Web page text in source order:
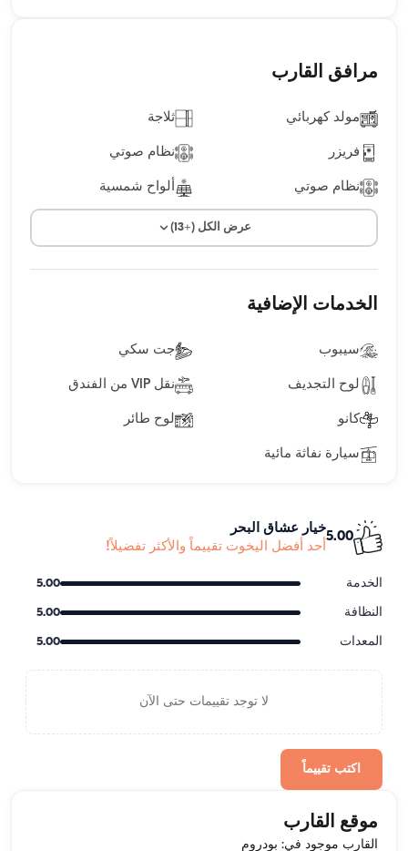
مرافق القارب
مولد كهربائي ثلاجة
فريزر نظام صوتي
نظام صوتي ألواح شمسية
عرض الكل (+13)
الخدمات الإضافية
سيبوب جت سكي
لوح التجديف نقل VIP من الفندق
كانو لوح طائر
سيارة نفاثة مائية
5.00
خيار عشاق البحر
أحد أفضل اليخوت تقييماً والأكثر تفضيلاً!
الخدمة 5.00
النظافة 5.00
المعدات 5.00
لا توجد تقييمات حتى الآن
اكتب تقييماً
موقع القارب
القارب موجود في: بودروم